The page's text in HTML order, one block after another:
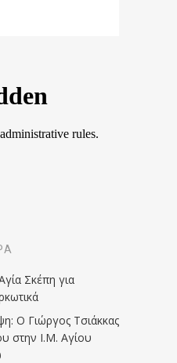
Σκέπη για
Ο Γιώργος Τσιάκκας
στην Ι.Μ. Αγίου